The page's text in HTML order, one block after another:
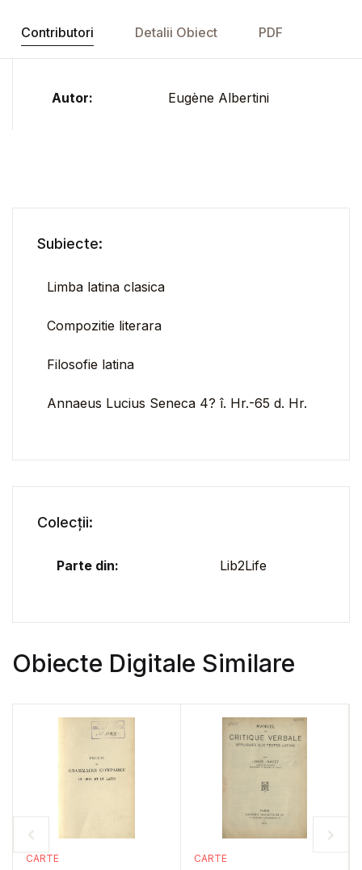
Contributori Detalii Obiect PDF
Autor: Eugène Albertini
Subiecte:
Limba latina clasica
Compozitie literara
Filosofie latina
Annaeus Lucius Seneca 4? î. Hr.-65 d. Hr.
Colecții:
Parte din: Lib2Life
Obiecte Digitale Similare
CARTE CARTE